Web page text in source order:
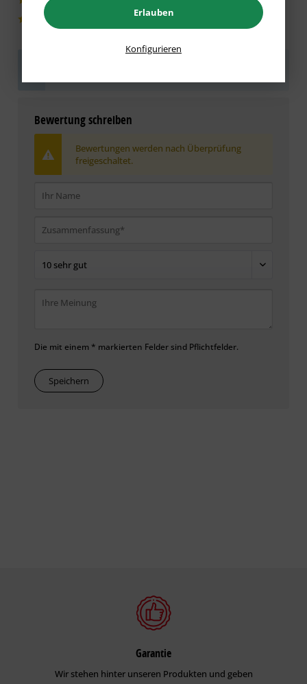
Bewertung schreiben
Bewertungen werden nach Überprüfung
freigeschaltet.
Die mit einem * markierten Felder sind Pflichtfelder.
Speichern
Garantie
Wir stehen hinter unseren Produkten und geben
Erlauben
Konfigurieren